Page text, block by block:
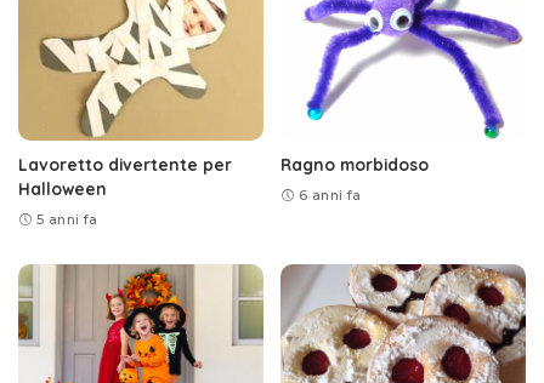
Lavoretto divertente per
Halloween
5 anni fa
Ragno morbidoso
6 anni fa